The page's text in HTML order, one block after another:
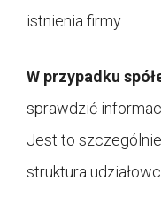
istnienia firmy.
W przypadku
sprawdzić
Jest to
struktura